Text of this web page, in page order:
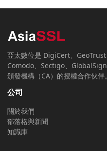
亞太數位是 DigiCert、GeoTrust
Comodo、Sectigo、
頒發機構（CA）的授權合作伙伴。
公司
關於我們
部落格與新聞
知識庫